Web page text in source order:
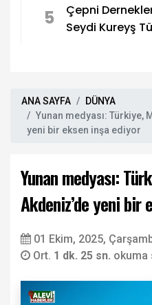
5
Çepni
Seydi Kureyş
ANA SAYFA
DÜNYA
Yunan medyası: Türkiye,
yeni bir eksen inşa ediyor
Yunan medyası:
Akdeniz’de yeni bir
01 Ekim, 2025,
Ort. 1 dk. 25 sn. okuma